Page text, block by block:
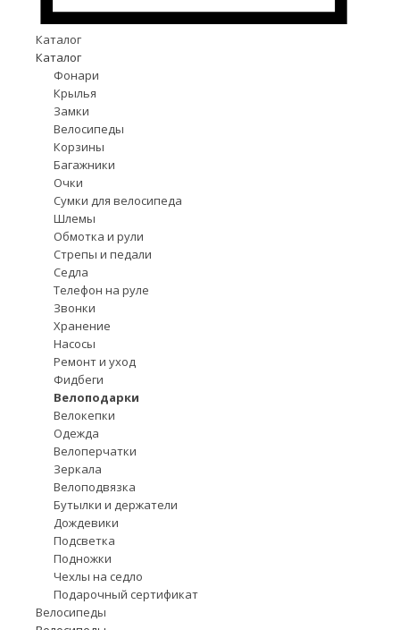
Каталог
Каталог
Фонари
Крылья
Замки
Велосипеды
Корзины
Багажники
Очки
Сумки для велосипеда
Шлемы
Обмотка и рули
Стрепы и педали
Седла
Телефон на руле
Звонки
Хранение
Насосы
Ремонт и уход
Фидбеги
Велоподарки
Велокепки
Одежда
Велоперчатки
Зеркала
Велоподвязка
Бутылки и держатели
Дождевики
Подсветка
Подножки
Чехлы на седло
Подарочный сертификат
Велосипеды